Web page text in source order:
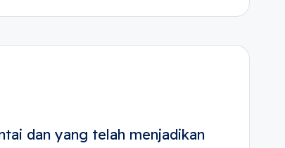
dan yang telah menjadikan